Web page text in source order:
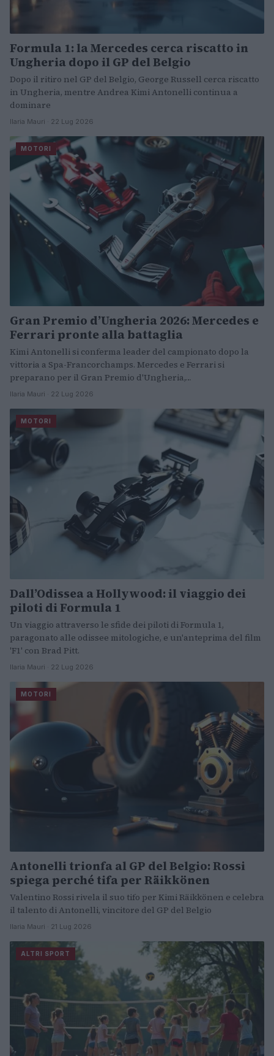
Formula 1: la Mercedes cerca riscatto in
Ungheria dopo il GP del Belgio
Dopo il ritiro nel GP del Belgio, George Russell cerca riscatto
in Ungheria, mentre Andrea Kimi Antonelli continua a
dominare
Ilaria Mauri · 22 Lug 2026
MOTORI
Gran Premio d’Ungheria 2026: Mercedes e
Ferrari pronte alla battaglia
Kimi Antonelli si conferma leader del campionato dopo la
vittoria a Spa-Francorchamps. Mercedes e Ferrari si
preparano per il Gran Premio d'Ungheria,…
Ilaria Mauri · 22 Lug 2026
MOTORI
Dall’Odissea a Hollywood: il viaggio dei
piloti di Formula 1
Un viaggio attraverso le sfide dei piloti di Formula 1,
paragonato alle odissee mitologiche, e un'anteprima del film
'F1' con Brad Pitt.
Ilaria Mauri · 22 Lug 2026
MOTORI
Antonelli trionfa al GP del Belgio: Rossi
spiega perché tifa per Räikkönen
Valentino Rossi rivela il suo tifo per Kimi Räikkönen e celebra
il talento di Antonelli, vincitore del GP del Belgio
Ilaria Mauri · 21 Lug 2026
ALTRI SPORT